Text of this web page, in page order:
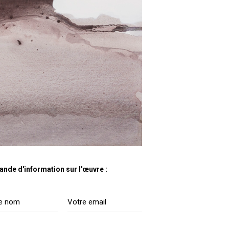
d'information sur l'œuvre :